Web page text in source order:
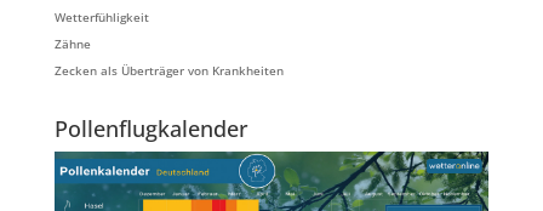
Wetterfühligkeit
Zähne
Zecken als Überträger von Krankheiten
Pollenflugkalender